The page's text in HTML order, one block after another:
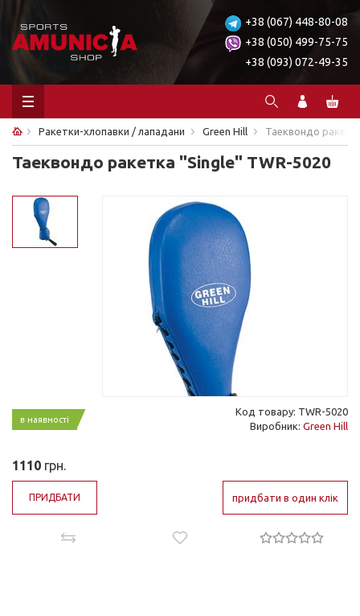
+38 (067) 448-80-08
+38 (050) 499-75-75
+38 (093) 072-49-35
Ракетки-хлопавки / лападани Green Hill Таеквондо
Таеквондо ракетка "Single" TWR-5020
в наявності
Код товару: TWR-5020
Виробник: Green Hill
1110 грн.
ПРИДБАТИ придбати в один клік